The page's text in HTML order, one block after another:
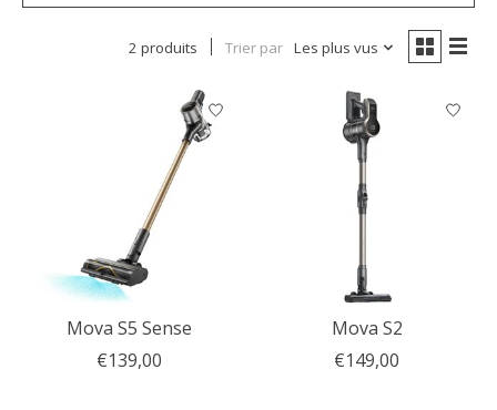
2 produits Trier par Les plus vus
Mova S5 Sense
€139,00
Mova S2
€149,00